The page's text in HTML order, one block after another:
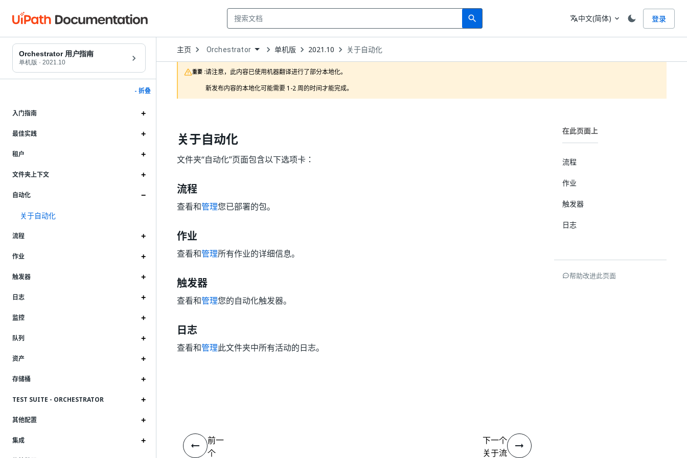
search
Search 语言
translate中文(简体) expand_more 登录
Orchestrator 用户指南
单机版 · 2021.10
- 折叠
入门指南
最佳实践
租户
文件夹上下文
自动化
关于自动化
流程
作业
触发器
日志
监控
队列
资产
存储桶
TEST SUITE - ORCHESTRATOR
其他配置
集成
主页 Open
Dropdown
to
choose
product
Orchestrator 单机版 2021.10 关于自动化
重要 :请注意，此内容已使用机器翻译进行了部分本地化。
新发布内容的本地化可能需要 1-2 周的时间才能完成。
关于自动化
文件夹“自动化”页面包含以下选项卡：
流程
查看和管理您已部署的包。
作业
查看和管理所有作业的详细信息。
触发器
查看和管理您的自动化触发器。
日志
查看和管理此文件夹中所有活动的日志。
在此页面上
流程
作业
触发器
日志
帮助改进此页面
前一
个
下一个
关于流